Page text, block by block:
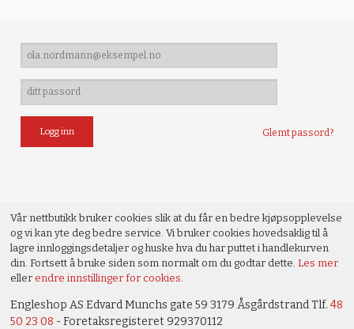
Glemt passord?
Vår nettbutikk bruker cookies slik at du får en bedre kjøpsopplevelse
og vi kan yte deg bedre service. Vi bruker cookies hovedsaklig til å
lagre innloggingsdetaljer og huske hva du har puttet i handlekurven
din. Fortsett å bruke siden som normalt om du godtar dette.Les mer
ellerendre innstillinger for cookies.
Engleshop AS Edvard Munchs gate 59 3179 Åsgårdstrand Tlf.48
50 23 08 - Foretaksregisteret 929370112